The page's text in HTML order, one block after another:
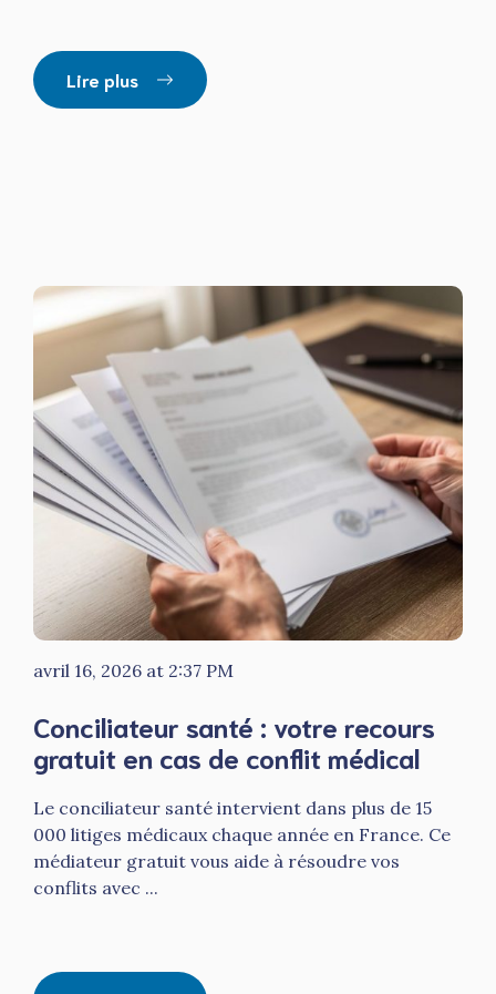
Lire plus
avril 16, 2026 at 2:37 PM
Conciliateur santé : votre recours
gratuit en cas de conflit médical
Le conciliateur santé intervient dans plus de 15
000 litiges médicaux chaque année en France. Ce
médiateur gratuit vous aide à résoudre vos
conflits avec ...